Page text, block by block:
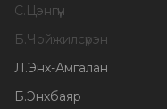
С.Цэнгүүн
Б.Чойжилсүрэн
Л.Энх-Амгалан
Б.Энхбаяр